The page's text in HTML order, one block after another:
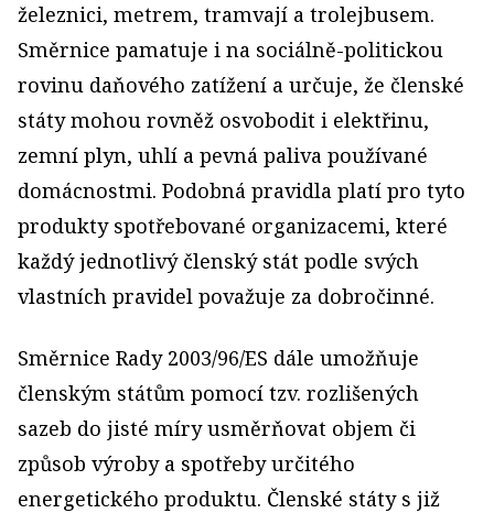
železnici, metrem, tramvají a trolejbusem.
Směrnice pamatuje i na sociálně-politickou
rovinu daňového zatížení a určuje, že členské
státy mohou rovněž osvobodit i elektřinu,
zemní plyn, uhlí a pevná paliva používané
domácnostmi. Podobná pravidla platí pro tyto
produkty spotřebované organizacemi, které
každý jednotlivý členský stát podle svých
vlastních pravidel považuje za dobročinné.
Směrnice Rady 2003/96/ES dále umožňuje
členským státům pomocí tzv. rozlišených
sazeb do jisté míry usměrňovat objem či
způsob výroby a spotřeby určitého
energetického produktu. Členské státy s již